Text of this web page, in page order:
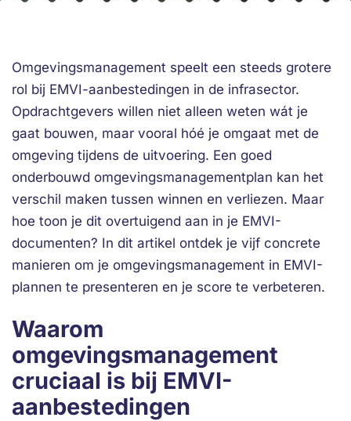
Omgevingsmanagement speelt een steeds grotere
rol bij EMVI-aanbestedingen in de infrasector.
Opdrachtgevers willen niet alleen weten wát je
gaat bouwen, maar vooral hóé je omgaat met de
omgeving tijdens de uitvoering. Een goed
onderbouwd omgevingsmanagementplan kan het
verschil maken tussen winnen en verliezen. Maar
hoe toon je dit overtuigend aan in je EMVI-
documenten? In dit artikel ontdek je vijf concrete
manieren om je omgevingsmanagement in EMVI-
plannen te presenteren en je score te verbeteren.
Waarom
omgevingsmanagement
cruciaal is bij EMVI-
aanbestedingen